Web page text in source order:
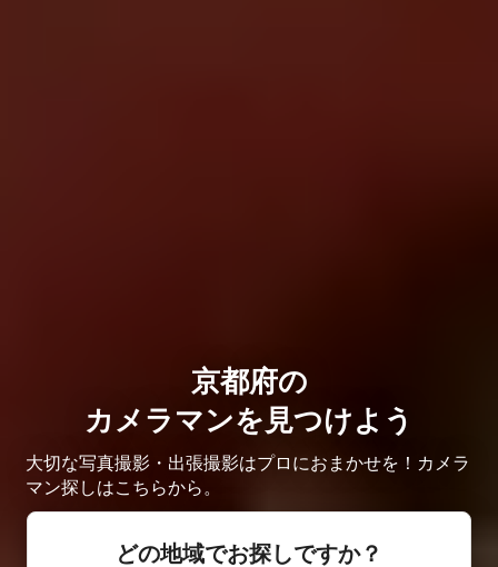
京都府の
カメラマンを見つけよう
大切な写真撮影・出張撮影はプロにおまかせを！カメラ
マン探しはこちらから。
どの地域でお探しですか？